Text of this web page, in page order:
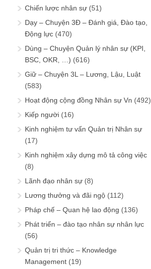
Chiến lược nhân sự (51)
Dạy – Chuyện 3Đ – Đánh giá, Đào tạo,
Động lực (470)
Dùng – Chuyện Quản lý nhân sự (KPI,
BSC, OKR, …) (616)
Giữ – Chuyện 3L – Lương, Lậu, Luật
(583)
Hoạt động cộng đồng Nhân sự Vn (492)
Kiếp người (16)
Kinh nghiệm tư vấn Quản trị Nhân sự
(17)
Kinh nghiệm xây dựng mô tả công việc
(8)
Lãnh đạo nhân sự (8)
Lương thưởng và đãi ngộ (112)
Pháp chế – Quan hệ lao động (136)
Phát triển – đào tạo nhân sự nhân lực
(56)
Quản trị tri thức – Knowledge
Management (19)